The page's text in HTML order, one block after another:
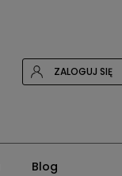
ZALOGUJ SIĘ
Blog